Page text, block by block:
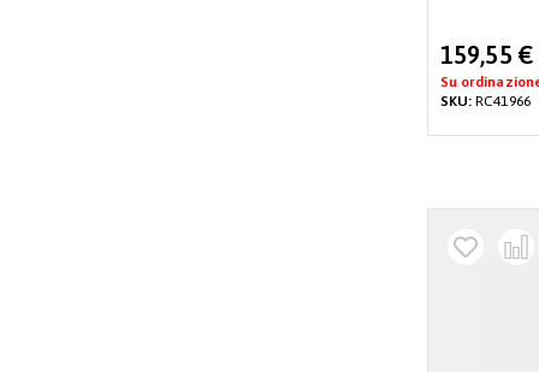
Special
Price
159,55 €
Su
SKU:RC41966